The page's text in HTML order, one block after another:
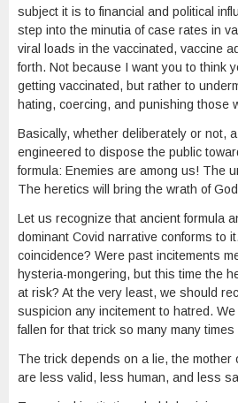
subject it is to financial and political
step into the minutia of case rates in
viral loads in the vaccinated, vaccine
forth. Not because I want you to think
getting vaccinated, but rather to
hating, coercing, and punishing those
Basically, whether deliberately or not,
engineered to dispose the public
formula: Enemies are among us! The
The heretics will bring the wrath of
Let us recognize that ancient formula
dominant Covid narrative conforms to
coincidence? Were past incitements
hysteria-mongering, but this time the
at risk? At the very least, we should
suspicion any incitement to hatred.
fallen for that trick so many many times
The trick depends on a lie, the mother
are less valid, less human, and less